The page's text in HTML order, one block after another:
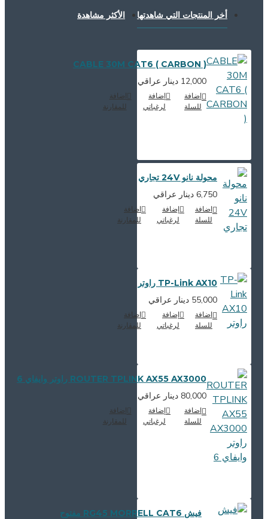
أخر المنتجات التي شاهدتها الأكثر مشاهدة
CABLE 30M CAT6 ( CARBON )
12,000 دينار عراقي
اضافة
للسلة
إضافة
لرغباتي
للمقارنة
محولة نانو 24V تجاري
6,750 دينار عراقي
اضافة
للسلة
إضافة
لرغباتي
اضافة
للمقارنة
TP-Link AX10 راوتر
55,000 دينار عراقي
اضافة
للسلة
إضافة
لرغباتي
اضافة
للمقارنة
ROUTER TPLINK AX55 AX3000 راوتر وايفاي 6
80,000 دينار عراقي
اضافة
إضافة
لرغباتي
للمقارنة
فيش RG45 MORRELL CAT6 مفتوح